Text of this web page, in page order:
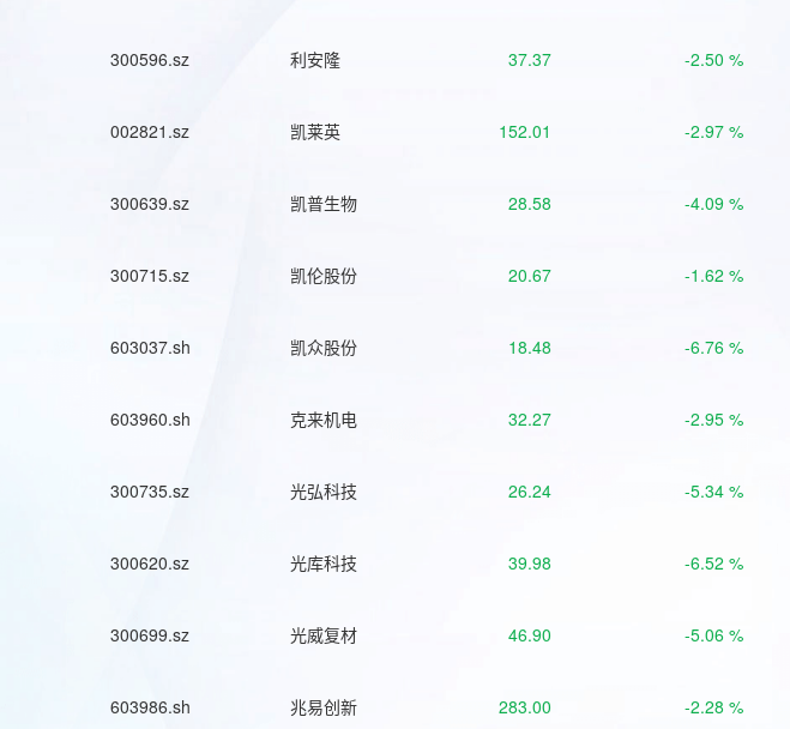
300596.sz 利安隆 37.37 -2.50 %
002821.sz 凯莱英 152.01 -2.97 %
300639.sz 凯普生物 28.58 -4.09 %
300715.sz 凯伦股份 20.67 -1.62 %
603037.sh 凯众股份 18.48 -6.76 %
603960.sh 克来机电 32.27 -2.95 %
300735.sz 光弘科技 26.24 -5.34 %
300620.sz 光库科技 39.98 -6.52 %
300699.sz 光威复材 46.90 -5.06 %
603986.sh 兆易创新 283.00 -2.28 %